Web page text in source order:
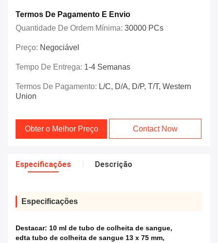
Termos De Pagamento E Envio
Quantidade De Ordem Mínima: 30000 PCs
Preço: Negociável
Tempo De Entrega: 1-4 Semanas
Termos De Pagamento: L/C, D/A, D/P, T/T, Western
Union
Obter o Melhor Preço Contact Now
Especificações Descrição
Especificações
Destacar: 10 ml de tubo de colheita de sangue,
edta tubo de colheita de sangue 13 x 75 mm,